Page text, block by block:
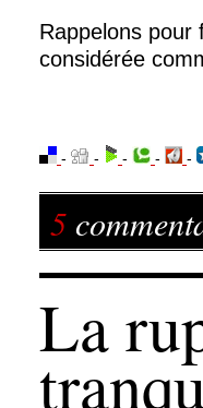
Rappelons pour
considérée
- - - - -
5
La